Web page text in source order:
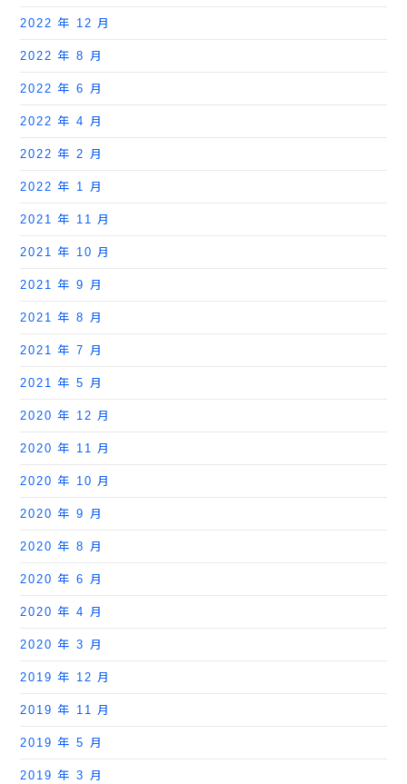
2022 年 12 月
2022 年 8 月
2022 年 6 月
2022 年 4 月
2022 年 2 月
2022 年 1 月
2021 年 11 月
2021 年 10 月
2021 年 9 月
2021 年 8 月
2021 年 7 月
2021 年 5 月
2020 年 12 月
2020 年 11 月
2020 年 10 月
2020 年 9 月
2020 年 8 月
2020 年 6 月
2020 年 4 月
2020 年 3 月
2019 年 12 月
2019 年 11 月
2019 年 5 月
2019 年 3 月